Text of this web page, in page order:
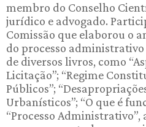
membro do Conselho
jurídico e advogado.
Comissão que elaborou o
do processo administrativo
de diversos livros, como
Licitação”; “Regime
Públicos”;
Urbanísticos”; “O que é
“Processo Administrativo”,